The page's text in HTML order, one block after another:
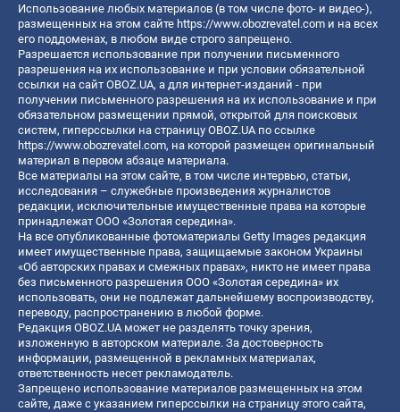
Использование любых материалов (в том числе фото- и видео-),
размещенных на этом сайте https://www.obozrevatel.com и на всех
его поддоменах, в любом виде строго запрещено.
Разрешается использование при получении письменного
разрешения на их использование и при условии обязательной
ссылки на сайт OBOZ.UA, а для интернет-изданий - при
получении письменного разрешения на их использование и при
обязательном размещении прямой, открытой для поисковых
систем, гиперссылки на страницу OBOZ.UA по ссылке
https://www.obozrevatel.com, на которой размещен оригинальный
материал в первом абзаце материала.
Все материалы на этом сайте, в том числе интервью, статьи,
исследования – служебные произведения журналистов
редакции, исключительные имущественные права на которые
принадлежат ООО «Золотая середина».
На все опубликованные фотоматериалы Getty Images редакция
имеет имущественные права, защищаемые законом Украины
«Об авторских правах и смежных правах», никто не имеет права
без письменного разрешения ООО «Золотая середина» их
использовать, они не подлежат дальнейшему воспроизводству,
переводу, распространению в любой форме.
Редакция OBOZ.UA может не разделять точку зрения,
изложенную в авторском материале. За достоверность
информации, размещенной в рекламных материалах,
ответственность несет рекламодатель.
Запрещено использование материалов размещенных на этом
сайте, даже с указанием гиперссылки на страницу этого сайта,